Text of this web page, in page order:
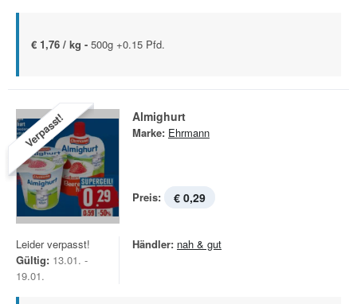
€ 1,76 / kg - 500g +0.15 Pfd.
Verpasst! Almighurt
Marke: Ehrmann
Preis: € 0,29
Leider verpasst!
Gültig: 13.01. -
19.01.
Händler: nah & gut